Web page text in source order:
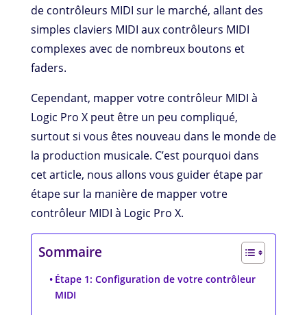
de contrôleurs MIDI sur le marché, allant des
simples claviers MIDI aux contrôleurs MIDI
complexes avec de nombreux boutons et
faders.
Cependant, mapper votre contrôleur MIDI à
Logic Pro X peut être un peu compliqué,
surtout si vous êtes nouveau dans le monde de
la production musicale. C’est pourquoi dans
cet article, nous allons vous guider étape par
étape sur la manière de mapper votre
contrôleur MIDI à Logic Pro X.
Sommaire
Étape 1: Configuration de votre contrôleur
MIDI